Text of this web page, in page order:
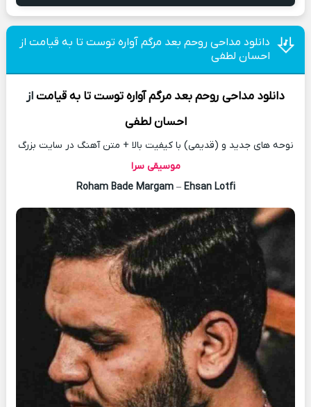
دانلود مداحی روحم بعد مرگم آواره توست تا به قیامت از
احسان لطفی
دانلود مداحی روحم بعد مرگم آواره توست تا به قیامتاز
احسان لطفی
نوحه های جدید و (قدیمی) با کیفیت بالا + متن آهنگ در سایت بزرگ
موسیقی سرا
Roham Bade Margam– Ehsan Lotfi